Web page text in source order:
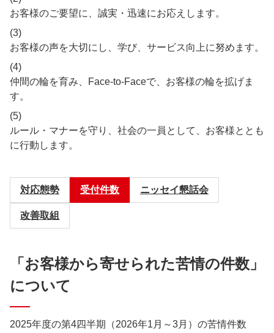
お客様のご要望に、誠実・迅速にお応えします。
(3)
お客様の声を大切にし、学び、サービス向上に努めます。
(4)
仲間の輪を育み、Face-to-Faceで、お客様の輪を拡げま
す。
(5)
ルール・マナーを守り、社会の一員として、お客様ととも
に行動します。
対応態勢 受付件数 ニッセイ懇話会
改善取組
「お客様から寄せられた苦情の件数」
について
2025年度の第4四半期（2026年1月～3月）の苦情件数